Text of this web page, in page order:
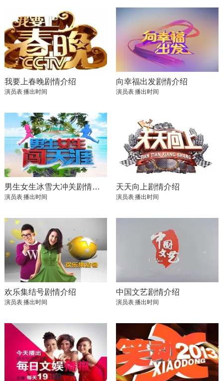
我要上春晚剧情介绍
演员表播出时间
向幸福出发剧情介绍
演员表播出时间
男生女生冰雪大冲关剧情介绍
演员表播出时间
天天向上剧情介绍
演员表播出时间
欢乐集结号剧情介绍
演员表播出时间
中国文艺剧情介绍
演员表播出时间